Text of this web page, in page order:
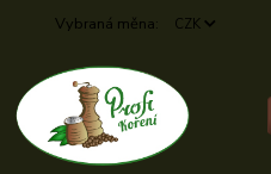
CZK